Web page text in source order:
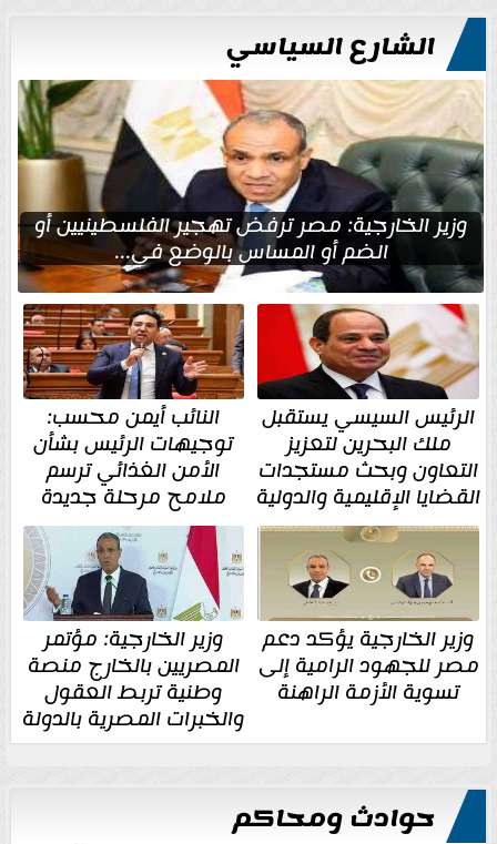
الشارع السياسي
وزير الخارجية: مصر ترفض تهجير الفلسطينيين أو
الضم أو المساس بالوضع في...
الرئيس السيسي يستقبل
ملك البحرين لتعزيز
التعاون وبحث مستجدات
القضايا الإقليمية والدولية
النائب أيمن محسب:
توجيهات الرئيس بشأن
الأمن الغذائي ترسم
ملامح مرحلة جديدة
وزير الخارجية يؤكد دعم
مصر للجهود الرامية إلى
تسوية الأزمة الراهنة
وزير الخارجية: مؤتمر
المصريين بالخارج منصة
وطنية تربط العقول
والخبرات المصرية بالدولة
حوادث ومحاكم